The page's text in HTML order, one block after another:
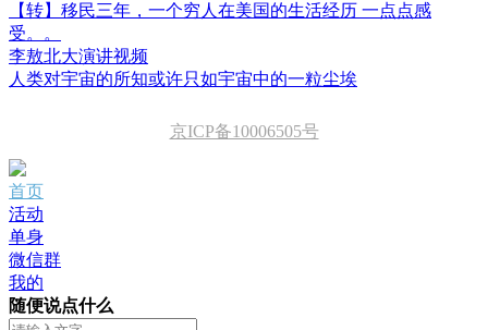
【转】移民三年，一个穷人在美国的生活经历 一点点感
受。。
李敖北大演讲视频
人类对宇宙的所知或许只如宇宙中的一粒尘埃
京ICP备10006505号
首页
活动
单身
微信群
我的
随便说点什么